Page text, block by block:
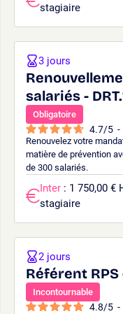
stagiaire
salariés -
Obligatoire
4.7/5 -
Renouvelez votre
matière de prévention
de 300 salariés.
3 jours
Inter : 1 750,00 €
stagiaire
Référent RPS
Incontournable
4.8/5 -
2 jours